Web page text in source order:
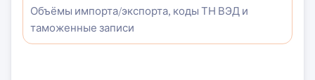
Объёмы импорта/экспорта, коды ТН ВЭД и
таможенные записи